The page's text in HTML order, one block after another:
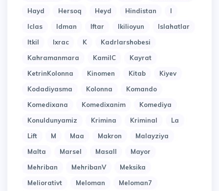
Hayd
Hersoq Heyd Hindistan
I
Iclas
Idman Iftar Ikilioyun
Islahatlar
Itkil
Ixrac K
Kadrlarshobesi
Kahramanmara
KamilC
Kayrat
KetrinKolonna
Kinomen Kitab
Kiyev
Kodadiyasma
Kolonna
Komando
Komedixana
Komedixanim
Komediya
Konuldunyamiz
Krimina Kriminal
La
Lift
M Maa Makron
Malayziya
Malta
Marsel Masall
Mayor
Mehriban
MehribanV
Meksika
Meliorativt
Meloman
Meloman7